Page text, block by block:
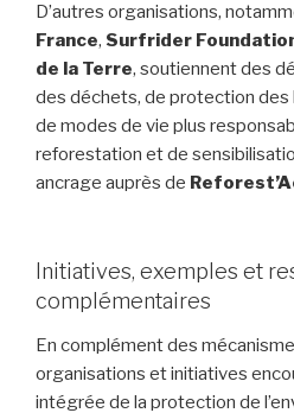
D’autres organisations,
France, Surfrider
de la Terre, soutiennent des
des déchets, de protection
de modes de vie plus
reforestation et de
ancrage auprès de
Initiatives, exemples et
complémentaires
En complément des
organisations et initiatives
intégrée de la protection de